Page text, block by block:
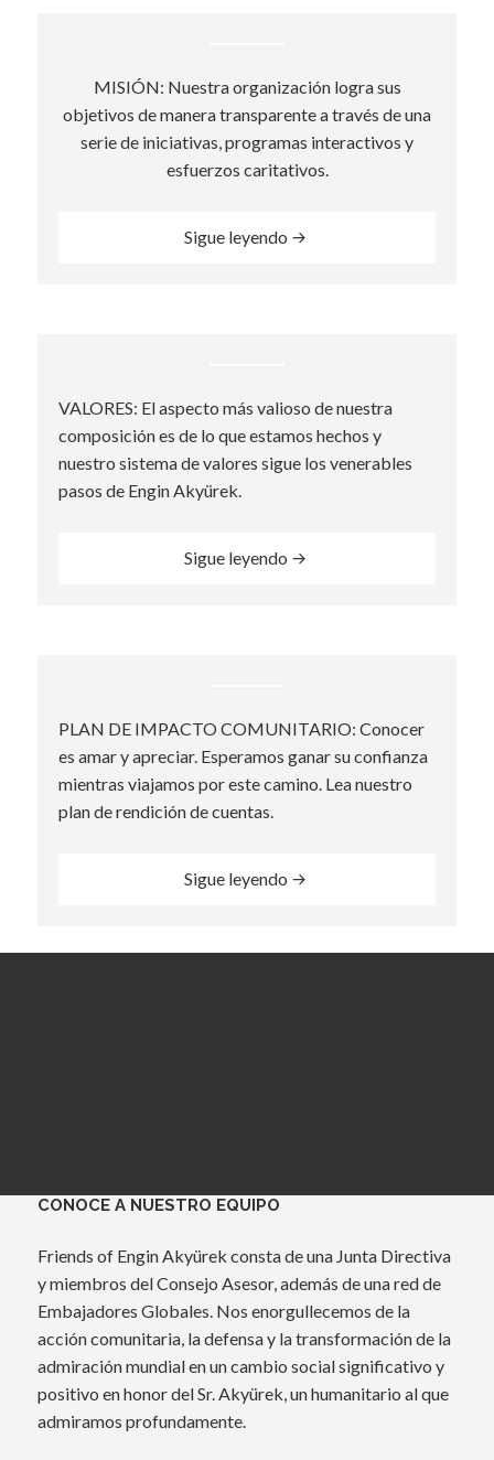
MISIÓN: Nuestra organización logra sus
objetivos de manera transparente a través de una
serie de iniciativas, programas interactivos y
esfuerzos caritativos.
Sigue leyendo “Mission”
VALORES: El aspecto más valioso de nuestra
composición es de lo que estamos hechos y
nuestro sistema de valores sigue los venerables
pasos de Engin Akyürek.
Sigue leyendo “Values”
PLAN DE IMPACTO COMUNITARIO: Conocer
es amar y apreciar. Esperamos ganar su confianza
mientras viajamos por este camino. Lea nuestro
plan de rendición de cuentas.
Sigue leyendo “Community Impact Plan”
CONOCE A NUESTRO EQUIPO
Friends of Engin Akyürek consta de una Junta Directiva
y miembros del Consejo Asesor, además de una red de
Embajadores Globales. Nos enorgullecemos de la
acción comunitaria, la defensa y la transformación de la
admiración mundial en un cambio social significativo y
positivo en honor del Sr. Akyürek, un humanitario al que
admiramos profundamente.